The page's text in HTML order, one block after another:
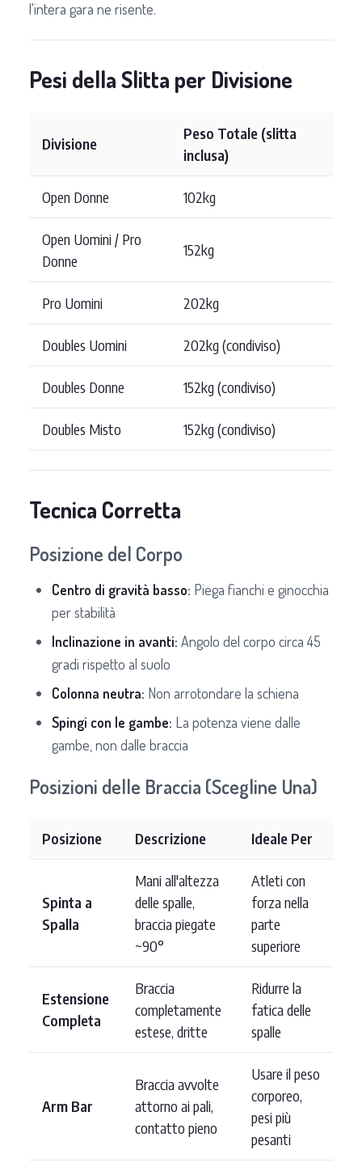
l'intera gara ne risente.
Pesi della Slitta per Divisione
Divisione
Peso Totale (slitta
inclusa)
Open Donne 102kg
Open Uomini / Pro
Donne
152kg
Pro Uomini 202kg
Doubles Uomini 202kg (condiviso)
Doubles Donne 152kg (condiviso)
Doubles Misto 152kg (condiviso)
Tecnica Corretta
Posizione del Corpo
Centro di gravità basso: Piega fianchi e ginocchia
per stabilità
Inclinazione in avanti: Angolo del corpo circa 45
gradi rispetto al suolo
Colonna neutra: Non arrotondare la schiena
Spingi con le gambe: La potenza viene dalle
gambe, non dalle braccia
Posizioni delle Braccia (Scegline Una)
Posizione Descrizione Ideale Per
Spinta a
Spalla
Mani all'altezza
delle spalle,
braccia piegate
~90°
Atleti con
forza nella
parte
superiore
Estensione
Completa
Braccia
completamente
estese, dritte
Ridurre la
fatica delle
spalle
Arm Bar
Braccia avvolte
attorno ai pali,
contatto pieno
Usare il peso
corporeo,
pesi più
pesanti